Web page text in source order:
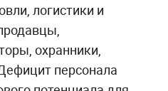
логистики и
охранники,
персонала